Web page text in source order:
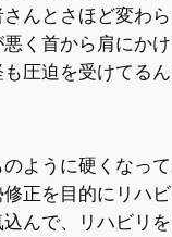
んとさほど変わ
く首から肩にか
圧迫を受けてるん
ように硬くなっ
修正を目的にリハ
んで、リハビリ